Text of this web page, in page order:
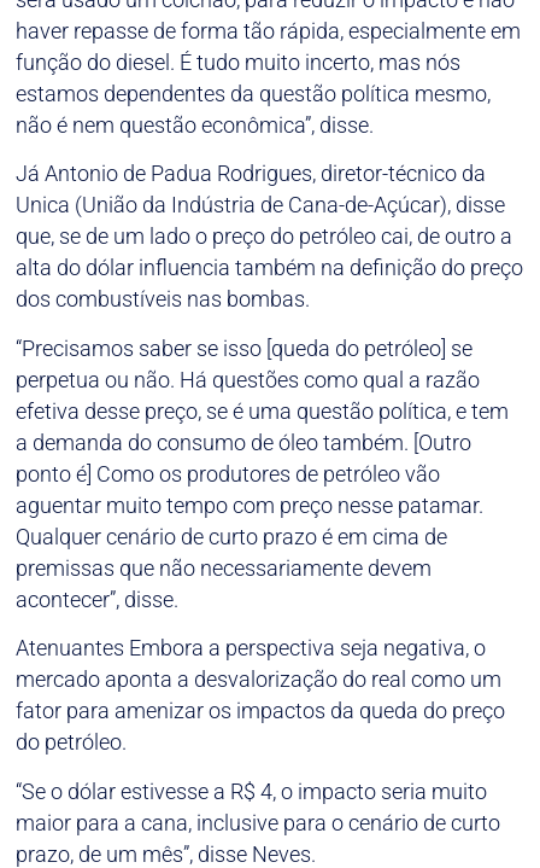
haver repasse de forma tão rápida, especialmente em
função do diesel. É tudo muito incerto, mas nós
estamos dependentes da questão política mesmo,
não é nem questão econômica”, disse.
Já Antonio de Padua Rodrigues, diretor-técnico da
Unica (União da Indústria de Cana-de-Açúcar), disse
que, se de um lado o preço do petróleo cai, de outro a
alta do dólar influencia também na definição do preço
dos combustíveis nas bombas.
“Precisamos saber se isso [queda do petróleo] se
perpetua ou não. Há questões como qual a razão
efetiva desse preço, se é uma questão política, e tem
a demanda do consumo de óleo também. [Outro
ponto é] Como os produtores de petróleo vão
aguentar muito tempo com preço nesse patamar.
Qualquer cenário de curto prazo é em cima de
premissas que não necessariamente devem
acontecer”, disse.
Atenuantes Embora a perspectiva seja negativa, o
mercado aponta a desvalorização do real como um
fator para amenizar os impactos da queda do preço
do petróleo.
“Se o dólar estivesse a R$ 4, o impacto seria muito
maior para a cana, inclusive para o cenário de curto
prazo, de um mês”, disse Neves.